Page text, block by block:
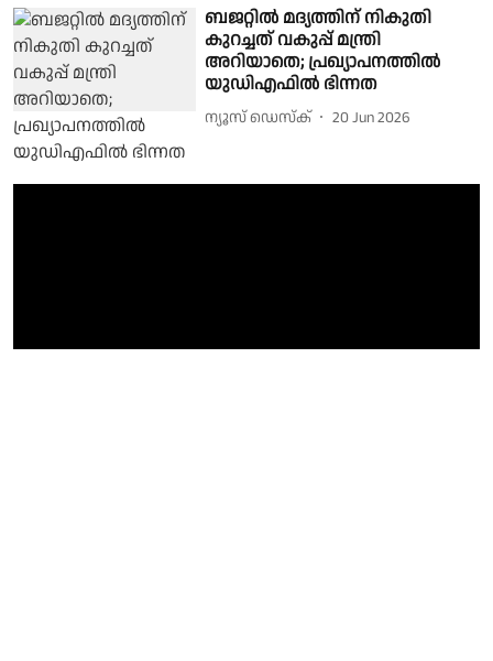
ബജറ്റിൽ മദ്യത്തിന് നികുതി
കുറച്ചത് വകുപ്പ് മന്ത്രി
അറിയാതെ; പ്രഖ്യാപനത്തിൽ
യുഡിഎഫിൽ ഭിന്നത
ന്യൂസ് ഡെസ്ക് 20 Jun 2026